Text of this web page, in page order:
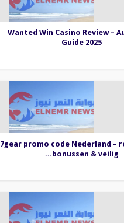
Wanted Win Casino Review –
Guide 2025
7gear promo code Nederland –
bonussen & veilig...